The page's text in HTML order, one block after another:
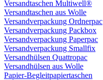
Versandtaschen Multiwell®
Versandtaschen aus Wolle
Versandverpackung Ordnerpac
Versandverpackung Packbox
Versandverpackung Paperpac
Versandverpackung Smallfix
Versandhülsen Quattropac
Versandhülsen aus Wolle
Papier-Begleitpapiertaschen